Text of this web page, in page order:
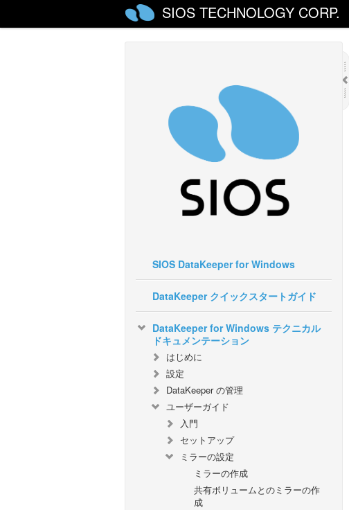
SIOS TECHNOLOGY CORP.
SIOS DataKeeper for Windows
DataKeeper クイックスタートガイド
DataKeeper for Windows テクニカル
ドキュメンテーション
はじめに
設定
DataKeeper の管理
ユーザーガイド
入門
セットアップ
ミラーの設定
ミラーの作成
共有ボリュームとのミラーの作
成